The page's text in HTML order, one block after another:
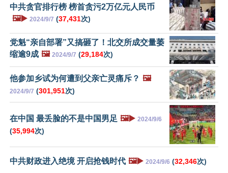
中共贪官排行榜 榜首贪污2万亿元人民币
🖼️▶️ 2024/9/7 (37,431次)
党魁“亲自部署”又搞砸了！北交所成交量萎
缩逾9成 🖼️ 2024/9/7 (29,184次)
他参加乡试为何遭到父亲亡灵痛斥？ 🖼️
2024/9/7 (301,951次)
在中国 最丢脸的不是中国男足 🖼️▶️ 2024/9/6
(35,994次)
中共财政进入绝境 开启抢钱时代 🖼️▶️ 2024/9/6 (32,346次)